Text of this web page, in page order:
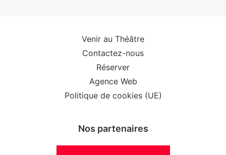
Venir au Théâtre
Contactez-nous
Réserver
Agence Web
Politique de cookies (UE)
Nos partenaires